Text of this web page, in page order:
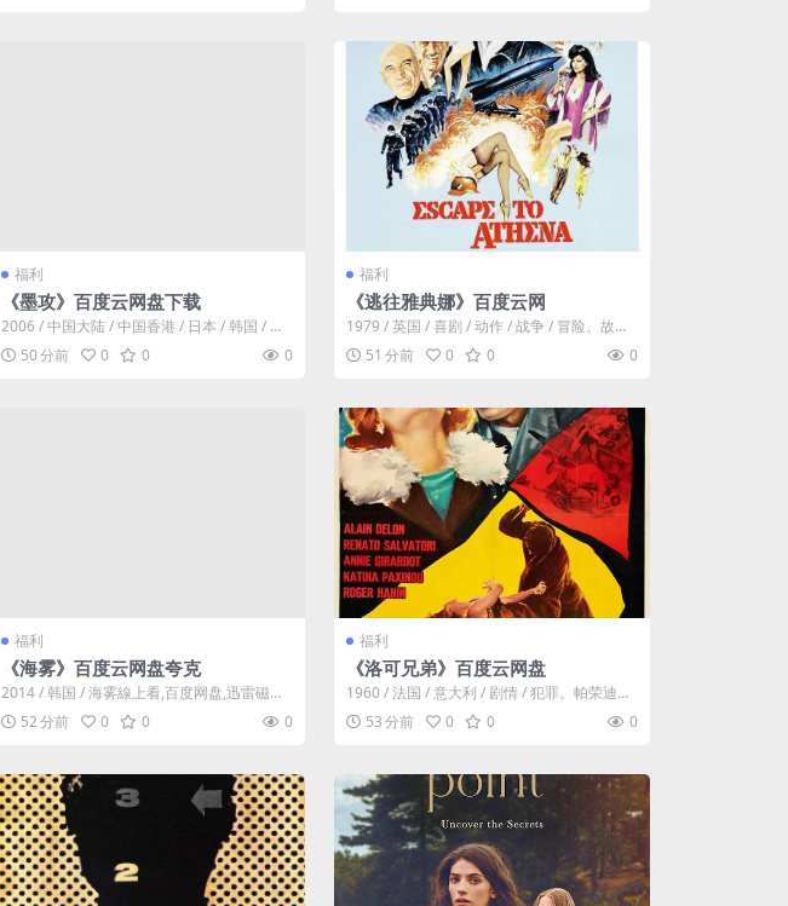
福利
《墨攻》百度云网盘下载
2006 / 中国大陆 / 中国香港 / 日本 / 韩国 / 剧
情 / 动作 /...
50 分前 0 0 0
福利
《逃往雅典娜》百度云网
1979 / 英国 / 喜剧 / 动作 / 战争 / 冒险。故事
发生在二次世界大...
51 分前 0 0 0
福利
《海雾》百度云网盘夸克
2014 / 韩国 / 海雾線上看,百度网盘,迅雷磁力
电驴ed2k下载,百度云盘...
52 分前 0 0 0
福利
《洛可兄弟》百度云网盘
1960 / 法国 / 意大利 / 剧情 / 犯罪。帕荣迪家
族男丁新旺，可惜生在...
53 分前 0 0 0